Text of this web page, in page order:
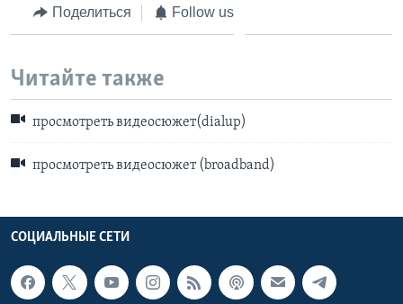
Поделиться Follow us
Читайте также
просмотреть видеосюжет(dialup)
просмотреть видеосюжет (broadband)
СОЦИАЛЬНЫЕ СЕТИ